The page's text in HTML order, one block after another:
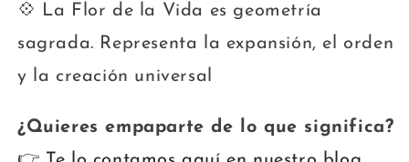
💠 La Flor de la Vida es geometría
sagrada. Representa la expansión, el orden
y la creación universal
¿Quieres empaparte de lo que significa?